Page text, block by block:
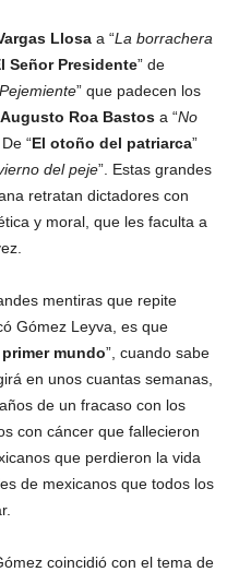
Llosa a “La borrachera
Señor Presidente” de
” que padecen los
Augusto Roa Bastos a “No
De “El otoño del patriarca”
del peje”. Estas grandes
retratan dictadores con
y moral, que les faculta a
mentiras que repite
Gómez Leyva, es que
mundo”, cuando sabe
en unos cuantas semanas,
de un fracaso con los
con cáncer que fallecieron
que perdieron la vida
de mexicanos que todos los
coincidió con el tema de